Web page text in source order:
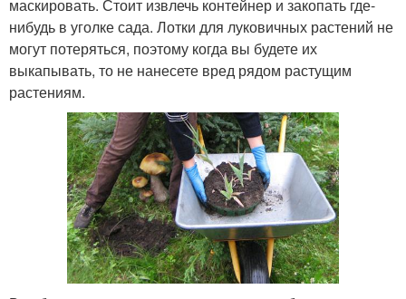
маскировать. Стоит извлечь контейнер и закопать где-
нибудь в уголке сада. Лотки для луковичных растений не
могут потеряться, поэтому когда вы будете их
выкапывать, то не нанесете вред рядом растущим
растениям.